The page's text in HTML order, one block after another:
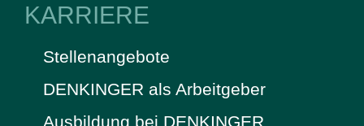
KARRIERE
Stellenangebote
DENKINGER als Arbeitgeber
Ausbildung bei DENKINGER